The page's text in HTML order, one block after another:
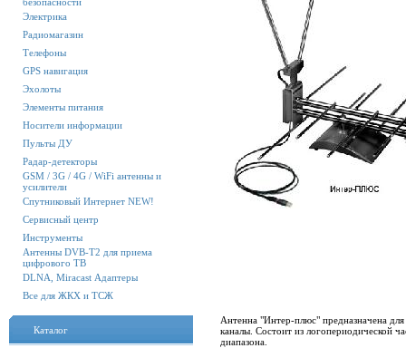
Электрика
Радиомагазин
Телефоны
GPS навигация
Эхолоты
Элементы питания
Носители информации
Пульты ДУ
Радар-детекторы
GSM / 3G / 4G / WiFi антенны и
усилители
Спутниковый Интернет NEW!
Сервисный центр
Инструменты
Антенны DVB-T2 для приема
цифрового ТВ
DLNA, Miracast Адаптеры
Все для ЖКХ и ТСЖ
Каталог
Антенна "Интер-плюс" предназначена
каналы. Состоит из логопериодической
диапазона.